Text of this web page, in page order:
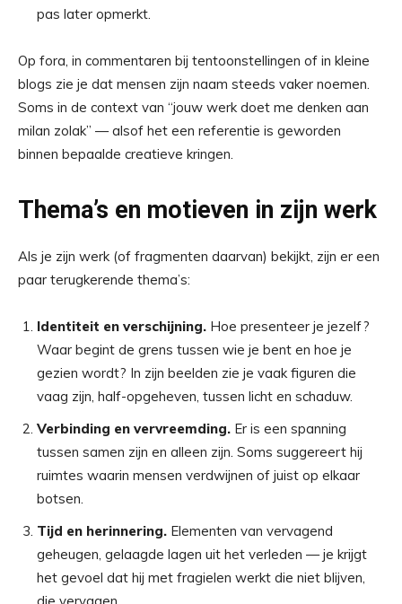
pas later opmerkt.
Op fora, in commentaren bij tentoonstellingen of in kleine
blogs zie je dat mensen zijn naam steeds vaker noemen.
Soms in de context van “jouw werk doet me denken aan
milan zolak” — alsof het een referentie is geworden
binnen bepaalde creatieve kringen.
Thema’s en motieven in zijn werk
Als je zijn werk (of fragmenten daarvan) bekijkt, zijn er een
paar terugkerende thema’s:
Identiteit en verschijning. Hoe presenteer je jezelf?
Waar begint de grens tussen wie je bent en hoe je
gezien wordt? In zijn beelden zie je vaak figuren die
vaag zijn, half-opgeheven, tussen licht en schaduw.
Verbinding en vervreemding. Er is een spanning
tussen samen zijn en alleen zijn. Soms suggereert hij
ruimtes waarin mensen verdwijnen of juist op elkaar
botsen.
Tijd en herinnering. Elementen van vervagend
geheugen, gelaagde lagen uit het verleden — je krijgt
het gevoel dat hij met fragielen werkt die niet blijven,